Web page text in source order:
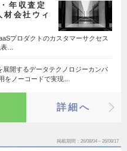
年収査定
会社ウィ
プロダクトのカスタマーサクセス
…
開するデータテクノロジーカンパ
をノーコードで実現…
詳細へ
掲載期間 26/08/04～26/08/17